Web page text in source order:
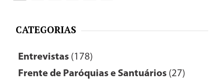
CATEGORIAS
Entrevistas (178)
Frente de Paróquias e Santuários (27)